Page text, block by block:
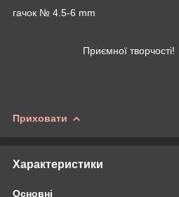
гачок № 4.5-6 mm
Приємної творчості!
Приховати
Характеристики
Основні